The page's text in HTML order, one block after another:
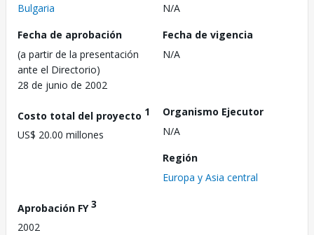
Bulgaria
N/A
Fecha de aprobación
(a partir de la presentación
ante el Directorio)
28 de junio de 2002
Fecha de vigencia
N/A
Costo total del proyecto 1
US$ 20.00 millones
Organismo Ejecutor
N/A
Región
Europa y Asia central
Aprobación FY3
2002